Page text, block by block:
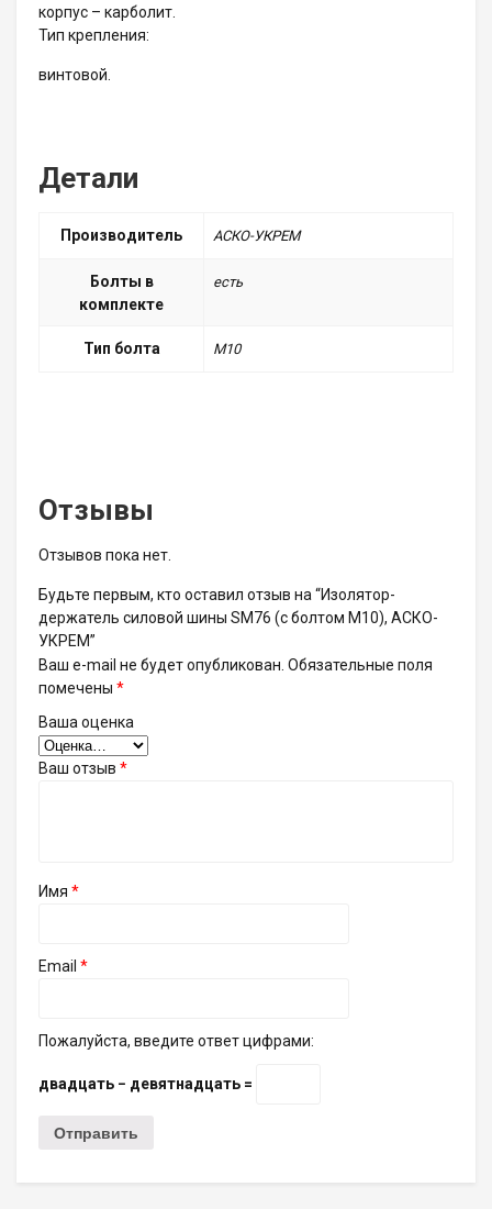
корпус – карболит.
Тип крепления:
винтовой.
Детали
Производитель АСКО-УКРЕМ
Болты в
комплекте
есть
Тип болта М10
Отзывы
Отзывов пока нет.
Будьте первым, кто оставил отзыв на “Изолятор-
держатель силовой шины SM76 (с болтом М10), АСКО-
УКРЕМ”
Ваш e-mail не будет опубликован. Обязательные поля
помечены *
Ваша оценка
Ваш отзыв *
Имя *
Email *
Пожалуйста, введите ответ цифрами:
двадцать − девятнадцать =